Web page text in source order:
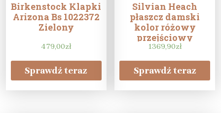
Birkenstock Klapki
Arizona Bs 1022372
Zielony
479,00zł
Sprawdź teraz
Silvian Heach
płaszcz damski
kolor różowy
przejściowy
1369,90zł
Sprawdź teraz